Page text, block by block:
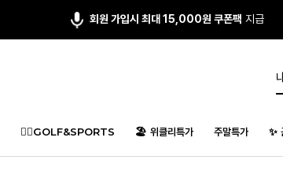
회원 가입시 최대 15,000원 쿠폰팩 지급
🏌️‍♂️GOLF&SPORTS 🏖️ 위클리특가 주말특가 ✨